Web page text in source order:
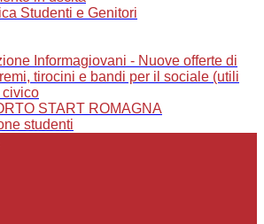
Studenti e Genitori
Informagiovani - Nuove offerte di
tirocini e bandi per il sociale (utili
civico
START ROMAGNA
studenti